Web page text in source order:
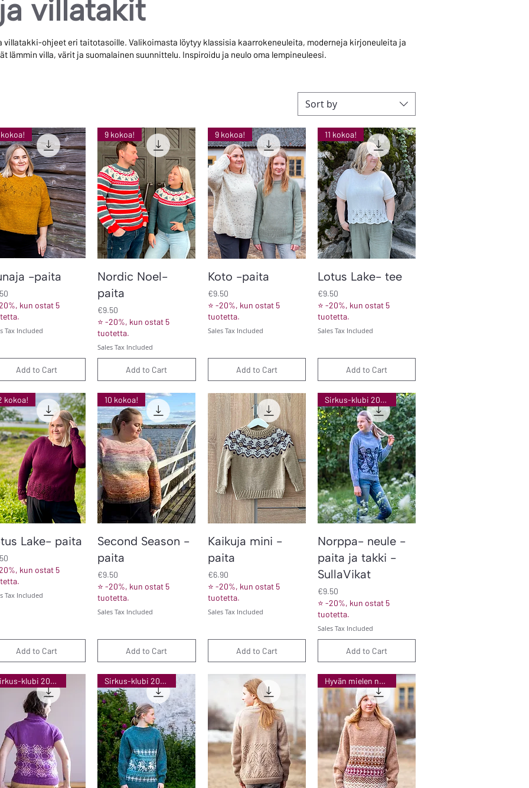
villatakit
ohjeet eri taitotasoille. Valikoimasta löytyy klassisia kaarrokeneuleita, moderneja kirjoneuleita ja
lämmin villa, värit ja suomalainen suunnittelu. Inspiroidu ja neulo oma lempineuleesi.
Sort by
Quick View
-paita
kun ostat 5
Tax Included
Add to Cart
Quick View
9 kokoa!
Nordic Noel-
paita
Price
€9.50
⭐ -20%, kun ostat 5
tuotetta.
Sales Tax Included
Add to Cart
Quick View
9 kokoa!
Koto -paita
Price
€9.50
⭐ -20%, kun ostat 5
tuotetta.
Sales Tax Included
Add to Cart
Quick View
11 kokoa!
Lotus Lake- tee
Price
€9.50
⭐ -20%, kun ostat 5
tuotetta.
Sales Tax Included
Add to Cart
Quick View
kokoa!
Lake- paita
kun ostat 5
Tax Included
Add to Cart
Quick View
10 kokoa!
Second Season -
paita
Price
€9.50
⭐ -20%, kun ostat 5
tuotetta.
Sales Tax Included
Add to Cart
Quick View
Kaikuja mini -
paita
Price
€6.90
⭐ -20%, kun ostat 5
tuotetta.
Sales Tax Included
Add to Cart
Quick View
Sirkus-klubi 2026
Norppa- neule -
paita ja takki -
SullaVikat
Price
€9.50
⭐ -20%, kun ostat 5
tuotetta.
Sales Tax Included
Add to Cart
Sirkus-klubi 2026 Sirkus-klubi 2025 Hyvän mielen neuleet